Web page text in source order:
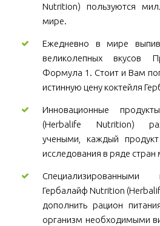
Nutrition) пользуются
мире.
Ежедневно в мире
великолепных вкусов
Формула 1. Стоит и Вам
истинную цену коктейля
Инновационные
(Herbalife Nutrition)
учеными, каждый
исследования в ряде стран
Специализированными
Гербалайф Nutrition
дополнить рацион
организм необходимыми